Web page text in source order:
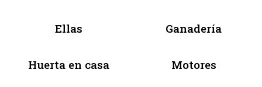
Ellas Ganadería
Huerta en casa Motores